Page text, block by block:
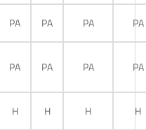
PA PA PA PA
PA PA PA PA
H H H H